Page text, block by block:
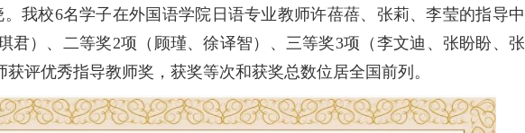
我校6名学子在外国语学院日语专业教师许蓓蓓、张莉、李莹的指导中
君）、二等奖2项（顾瑾、徐译智）、三等奖3项（李文迪、张盼盼、张
评优秀指导教师奖，获奖等次和获奖总数位居全国前列。